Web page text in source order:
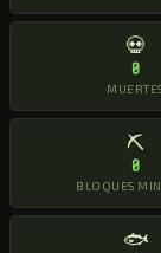
💀
0
⛏
0
BLOQUES
🐟